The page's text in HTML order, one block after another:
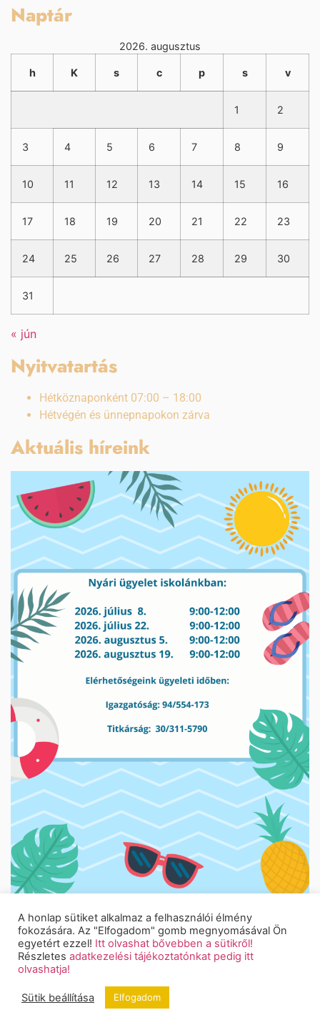
Naptár
2026. augusztus
h K s c p s v
1 2
3 4 5 6 7 8 9
10 11 12 13 14 15 16
17 18 19 20 21 22 23
24 25 26 27 28 29 30
31
« jún
Nyitvatartás
Hétköznaponként 07:00 – 18:00
Hétvégén és ünnepnapokon zárva
Aktuális híreink
A honlap sütiket alkalmaz a felhasználói élmény
fokozására. Az "Elfogadom" gomb megnyomásával Ön
egyetért ezzel! Itt olvashat bővebben a sütikről!
Részletes adatkezelési tájékoztatónkat pedig itt
olvashatja!
Sütik beállítása Elfogadom